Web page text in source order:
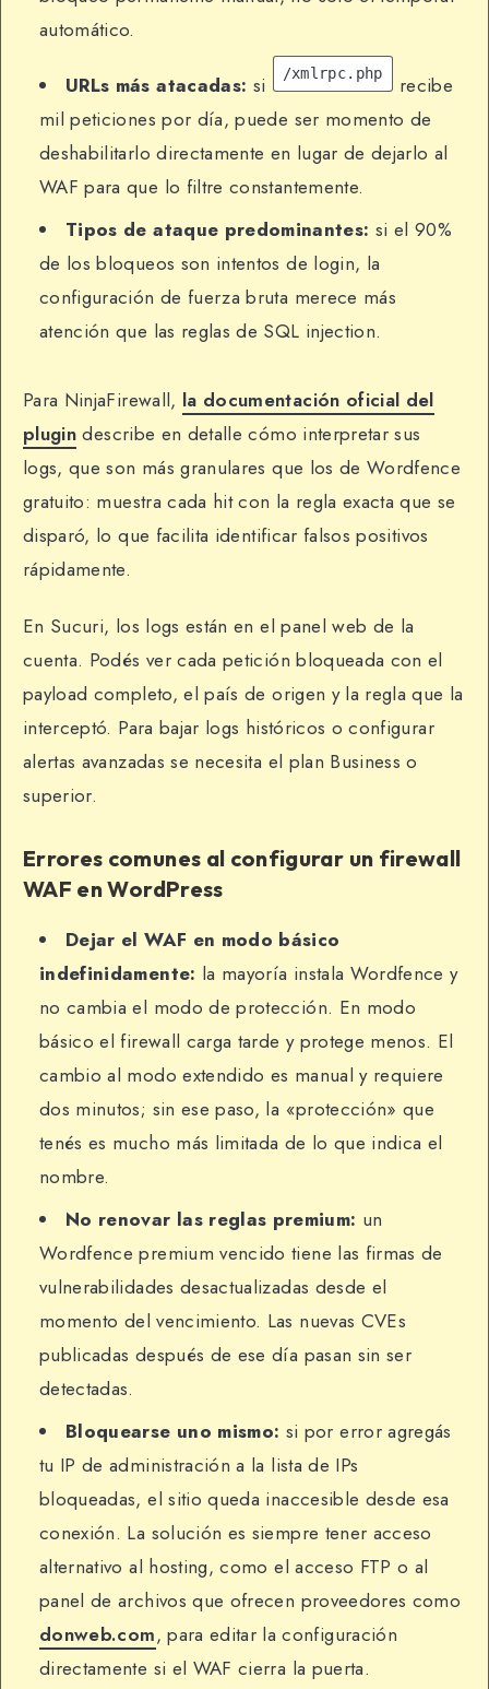
automático.
URLs más atacadas: si /xmlrpc.php
recibe
mil peticiones por día, puede ser momento de
deshabilitarlo directamente en lugar de dejarlo al
WAF para que lo filtre constantemente.
Tipos de ataque predominantes: si el 90%
de los bloqueos son intentos de login, la
configuración de fuerza bruta merece más
atención que las reglas de SQL injection.
Para NinjaFirewall, la documentación oficial del
plugin describe en detalle cómo interpretar sus
logs, que son más granulares que los de Wordfence
gratuito: muestra cada hit con la regla exacta que se
disparó, lo que facilita identificar falsos positivos
rápidamente.
En Sucuri, los logs están en el panel web de la
cuenta. Podés ver cada petición bloqueada con el
payload completo, el país de origen y la regla que la
interceptó. Para bajar logs históricos o configurar
alertas avanzadas se necesita el plan Business o
superior.
Errores comunes al configurar un firewall
WAF en WordPress
Dejar el WAF en modo básico
indefinidamente: la mayoría instala Wordfence y
no cambia el modo de protección. En modo
básico el firewall carga tarde y protege menos. El
cambio al modo extendido es manual y requiere
dos minutos; sin ese paso, la «protección» que
tenés es mucho más limitada de lo que indica el
nombre.
No renovar las reglas premium: un
Wordfence premium vencido tiene las firmas de
vulnerabilidades desactualizadas desde el
momento del vencimiento. Las nuevas CVEs
publicadas después de ese día pasan sin ser
detectadas.
Bloquearse uno mismo: si por error agregás
tu IP de administración a la lista de IPs
bloqueadas, el sitio queda inaccesible desde esa
conexión. La solución es siempre tener acceso
alternativo al hosting, como el acceso FTP o al
panel de archivos que ofrecen proveedores como
donweb.com, para editar la configuración
directamente si el WAF cierra la puerta.